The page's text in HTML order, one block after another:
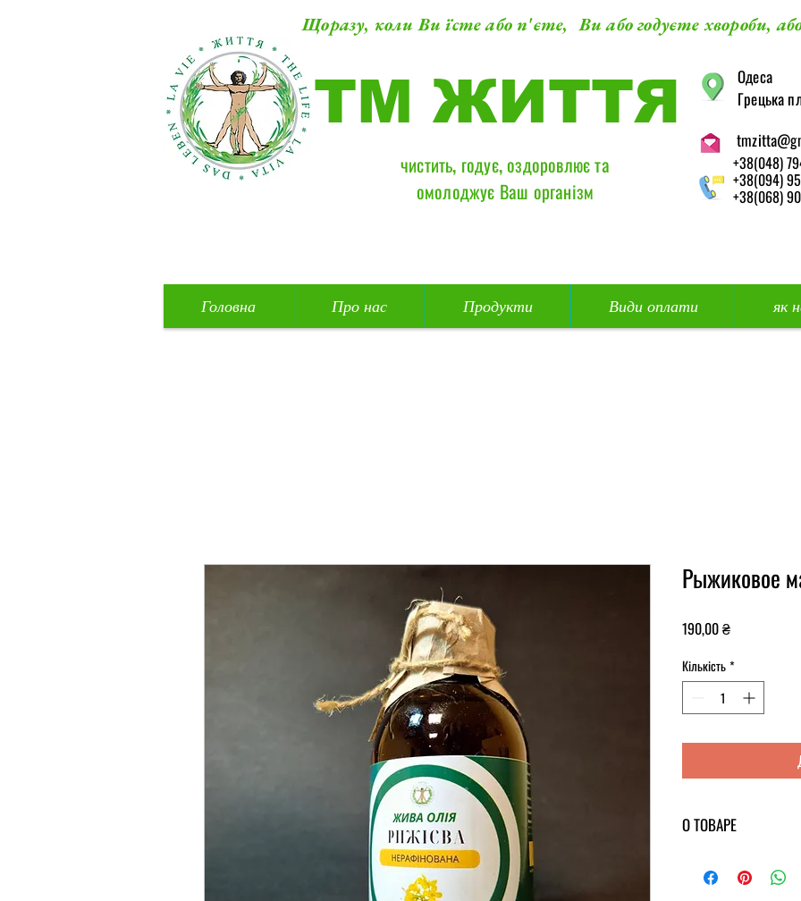
Щоразу, коли Ви їсте або п'єте, Ви або годуєте хвороби,
ТМ ЖИТТЯ
чистить, годує, оздоровлює та
омолоджує Ваш організм
​Одеса
Грецька
+38(048)
+38(094)
+38(068)
Головна Про нас Продукти Види оплати як
Рыжиковое
190,00 ₴Ціна
Кількість*
О ТОВАРЕ
углеводы - 0,0 г.